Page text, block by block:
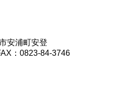
安浦町安登
：0823-84-3746